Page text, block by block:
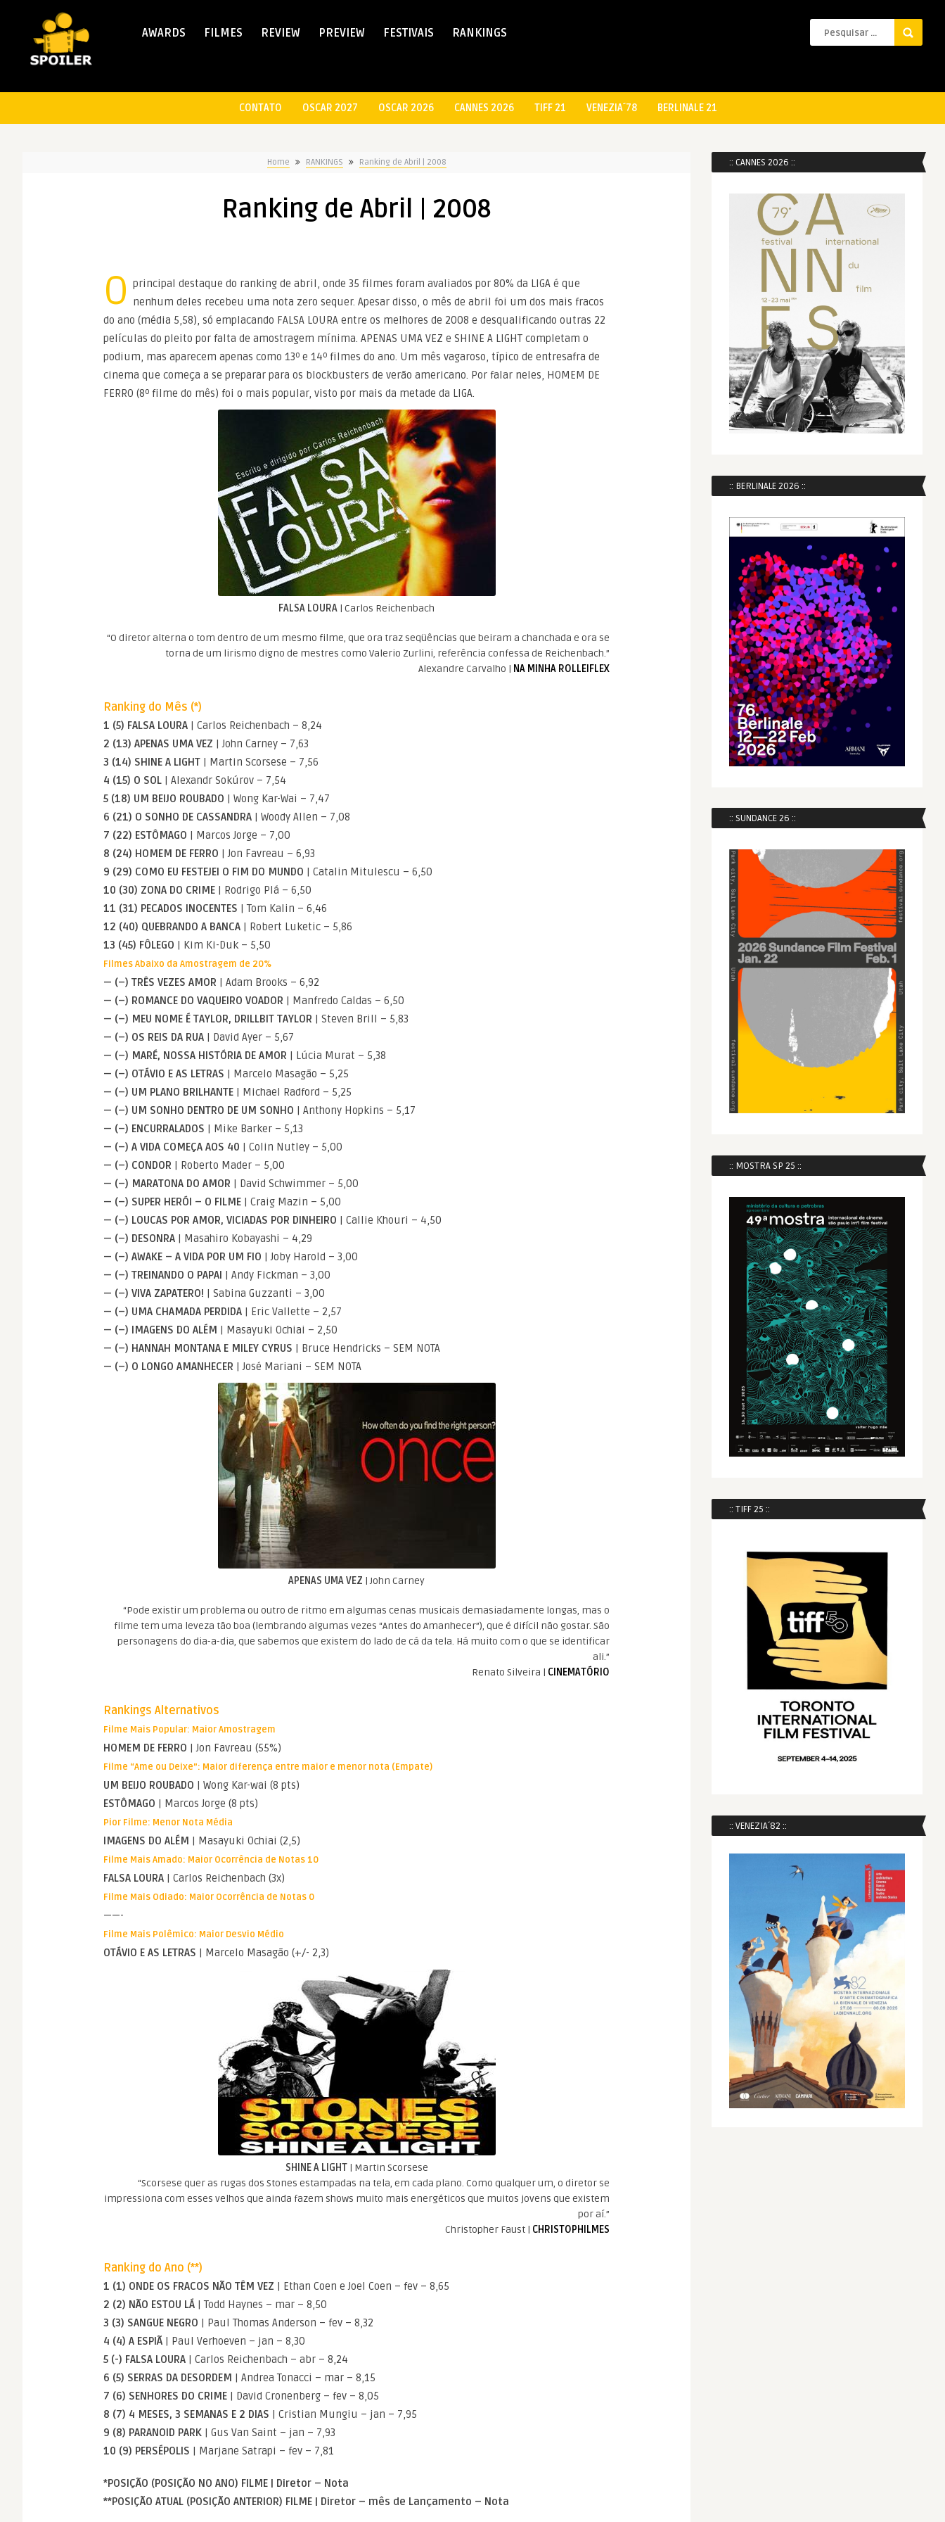
AWARDS FILMES REVIEW PREVIEW FESTIVAIS RANKINGS
CONTATO OSCAR 2027 OSCAR 2026 CANNES 2026 TIFF 21 VENEZIA´78 BERLINALE 21
Home RANKINGS Ranking de Abril | 2008
Ranking de Abril | 2008
O principal destaque do ranking de abril, onde 35 filmes foram avaliados por 80% da LIGA é que
nenhum deles recebeu uma nota zero sequer. Apesar disso, o mês de abril foi um dos mais fracos
do ano (média 5,58), só emplacando FALSA LOURA entre os melhores de 2008 e desqualificando outras 22
películas do pleito por falta de amostragem mínima. APENAS UMA VEZ e SHINE A LIGHT completam o
podium, mas aparecem apenas como 13º e 14º filmes do ano. Um mês vagaroso, típico de entresafra de
cinema que começa a se preparar para os blockbusters de verão americano. Por falar neles, HOMEM DE
FERRO (8º filme do mês) foi o mais popular, visto por mais da metade da LIGA.
FALSA LOURA | Carlos Reichenbach
“O diretor alterna o tom dentro de um mesmo filme, que ora traz seqüências que beiram a chanchada e ora se
torna de um lirismo digno de mestres como Valerio Zurlini, referência confessa de Reichenbach.”
Alexandre Carvalho | NA MINHA ROLLEIFLEX
Ranking do Mês (*)
1 (5) FALSA LOURA | Carlos Reichenbach – 8,24
2 (13) APENAS UMA VEZ | John Carney – 7,63
3 (14) SHINE A LIGHT | Martin Scorsese – 7,56
4 (15) O SOL | Alexandr Sokúrov – 7,54
5 (18) UM BEIJO ROUBADO | Wong Kar-Wai – 7,47
6 (21) O SONHO DE CASSANDRA | Woody Allen – 7,08
7 (22) ESTÔMAGO | Marcos Jorge – 7,00
8 (24) HOMEM DE FERRO | Jon Favreau – 6,93
9 (29) COMO EU FESTEJEI O FIM DO MUNDO | Catalin Mitulescu – 6,50
10 (30) ZONA DO CRIME | Rodrigo Plá – 6,50
11 (31) PECADOS INOCENTES | Tom Kalin – 6,46
12 (40) QUEBRANDO A BANCA | Robert Luketic – 5,86
13 (45) FÔLEGO | Kim Ki-Duk – 5,50
Filmes Abaixo da Amostragem de 20%
— (–) TRÊS VEZES AMOR | Adam Brooks – 6,92
— (–) ROMANCE DO VAQUEIRO VOADOR | Manfredo Caldas – 6,50
— (–) MEU NOME É TAYLOR, DRILLBIT TAYLOR | Steven Brill – 5,83
— (–) OS REIS DA RUA | David Ayer – 5,67
— (–) MARÉ, NOSSA HISTÓRIA DE AMOR | Lúcia Murat – 5,38
— (–) OTÁVIO E AS LETRAS | Marcelo Masagão – 5,25
— (–) UM PLANO BRILHANTE | Michael Radford – 5,25
— (–) UM SONHO DENTRO DE UM SONHO | Anthony Hopkins – 5,17
— (–) ENCURRALADOS | Mike Barker – 5,13
— (–) A VIDA COMEÇA AOS 40 | Colin Nutley – 5,00
— (–) CONDOR | Roberto Mader – 5,00
— (–) MARATONA DO AMOR | David Schwimmer – 5,00
— (–) SUPER HERÓI – O FILME | Craig Mazin – 5,00
— (–) LOUCAS POR AMOR, VICIADAS POR DINHEIRO | Callie Khouri – 4,50
— (–) DESONRA | Masahiro Kobayashi – 4,29
— (–) AWAKE – A VIDA POR UM FIO | Joby Harold – 3,00
— (–) TREINANDO O PAPAI | Andy Fickman – 3,00
— (–) VIVA ZAPATERO! | Sabina Guzzanti – 3,00
— (–) UMA CHAMADA PERDIDA | Eric Vallette – 2,57
— (–) IMAGENS DO ALÉM | Masayuki Ochiai – 2,50
— (–) HANNAH MONTANA E MILEY CYRUS | Bruce Hendricks – SEM NOTA
— (–) O LONGO AMANHECER | José Mariani – SEM NOTA
APENAS UMA VEZ | John Carney
“Pode existir um problema ou outro de ritmo em algumas cenas musicais demasiadamente longas, mas o
filme tem uma leveza tão boa (lembrando algumas vezes “Antes do Amanhecer”), que é difícil não gostar. São
personagens do dia-a-dia, que sabemos que existem do lado de cá da tela. Há muito com o que se identificar
ali.”
Renato Silveira | CINEMATÓRIO
Rankings Alternativos
Filme Mais Popular: Maior Amostragem
HOMEM DE FERRO | Jon Favreau (55%)
Filme “Ame ou Deixe”: Maior diferença entre maior e menor nota (Empate)
UM BEIJO ROUBADO | Wong Kar-wai (8 pts)
ESTÔMAGO | Marcos Jorge (8 pts)
Pior Filme: Menor Nota Média
IMAGENS DO ALÉM | Masayuki Ochiai (2,5)
Filme Mais Amado: Maior Ocorrência de Notas 10
FALSA LOURA | Carlos Reichenbach (3x)
Filme Mais Odiado: Maior Ocorrência de Notas 0
——-
Filme Mais Polêmico: Maior Desvio Médio
OTÁVIO E AS LETRAS | Marcelo Masagão (+/- 2,3)
SHINE A LIGHT| Martin Scorsese
“Scorsese quer as rugas dos Stones estampadas na tela, em cada plano. Como qualquer um, o diretor se
impressiona com esses velhos que ainda fazem shows muito mais energéticos que muitos jovens que existem
por aí.”
Christopher Faust | CHRISTOPHILMES
Ranking do Ano (**)
1 (1) ONDE OS FRACOS NÃO TÊM VEZ | Ethan Coen e Joel Coen – fev – 8,65
2 (2) NÃO ESTOU LÁ | Todd Haynes – mar – 8,50
3 (3) SANGUE NEGRO | Paul Thomas Anderson – fev – 8,32
4 (4) A ESPIÃ | Paul Verhoeven – jan – 8,30
5 (-) FALSA LOURA | Carlos Reichenbach – abr – 8,24
6 (5) SERRAS DA DESORDEM | Andrea Tonacci – mar – 8,15
7 (6) SENHORES DO CRIME | David Cronenberg – fev – 8,05
8 (7) 4 MESES, 3 SEMANAS E 2 DIAS | Cristian Mungiu – jan – 7,95
9 (8) PARANOID PARK | Gus Van Saint – jan – 7,93
10 (9) PERSÉPOLIS | Marjane Satrapi – fev – 7,81
*POSIÇÃO (POSIÇÃO NO ANO) FILME | Diretor – Nota
**POSIÇÃO ATUAL (POSIÇÃO ANTERIOR) FILME | Diretor – mês de Lançamento – Nota
:: CANNES 2026 ::
:: BERLINALE 2026 ::
:: SUNDANCE 26 ::
:: MOSTRA SP 25 ::
:: TIFF 25 ::
:: VENEZIA´82 ::